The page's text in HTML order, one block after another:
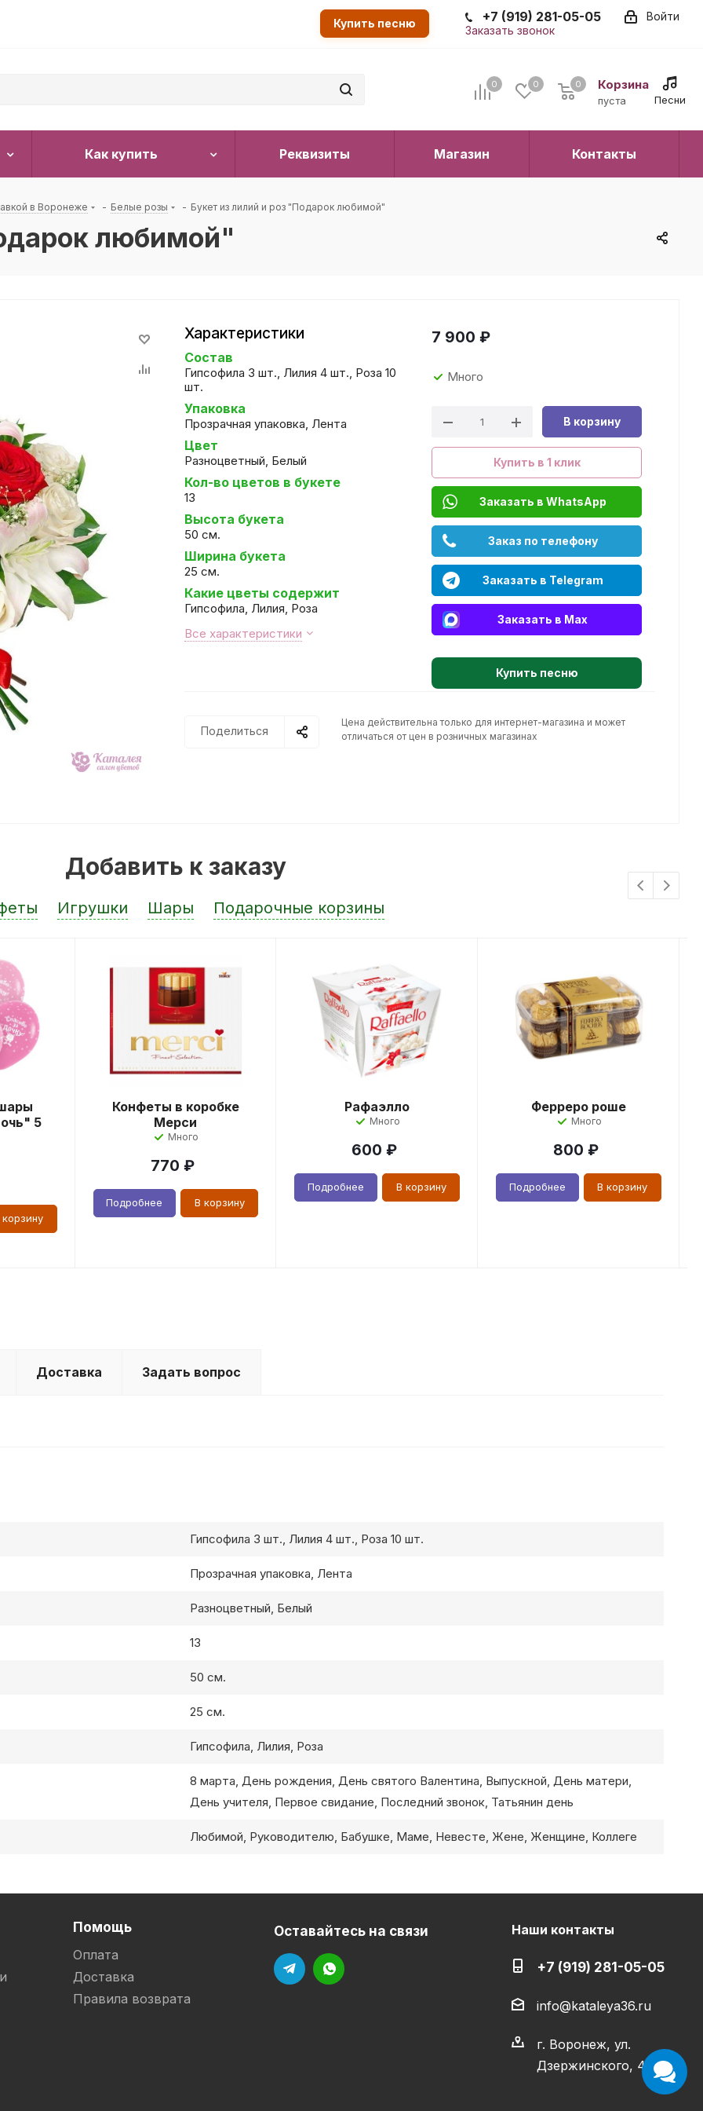
Войти
+7 (919) 281-05-05
Заказать звонок
Купить песню
0 0 Корзина
0
пуста
0
Песни
Как купить Реквизиты Магазин Контакты
в Воронеже - Белые розы - Букет из лилий и роз "Подарок любимой"
любимой"
Характеристики
Состав
Гипсофила 3 шт., Лилия 4 шт., Роза 10
шт.
Упаковка
Прозрачная упаковка, Лента
Цвет
Разноцветный, Белый
Кол-во цветов в букете
13
Высота букета
50 см.
Ширина букета
25 см.
Какие цветы содержит
Гипсофила, Лилия, Роза
Все характеристики
7 900 ₽
Много
В корзину
Купить в 1 клик
Заказать в WhatsApp
Заказ по телефону
Заказать в Telegram
Заказать в Max
Купить песню
Поделиться
Цена действительна только для интернет-магазина и может
отличаться от цен в розничных магазинах
Добавить к заказу
Игрушки Шары Подарочные корзины
5
Конфеты в коробке
Мерси
Много
770 ₽
Подробнее В корзину
Рафаэлло
Много
600 ₽
Подробнее В корзину
Ферреро роше
Много
800 ₽
Подробнее В корзину
Доставка Задать вопрос
Гипсофила 3 шт., Лилия 4 шт., Роза 10 шт.
Прозрачная упаковка, Лента
Разноцветный, Белый
13
50 см.
25 см.
Гипсофила, Лилия, Роза
8 марта, День рождения, День святого Валентина, Выпускной, День матери,
День учителя, Первое свидание, Последний звонок, Татьянин день
Любимой, Руководителю, Бабушке, Маме, Невесте, Жене, Женщине, Коллеге
Помощь
Оплата
Доставка
Правила возврата
Оставайтесь на связи Наши контакты
+7 (919) 281-05-05
info@kataleya36.ru
г. Воронеж, ул.
Дзержинского, 4